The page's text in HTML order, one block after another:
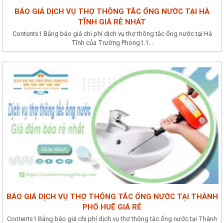
BÁO GIÁ DỊCH VỤ THỢ THÔNG TẮC ỐNG NƯỚC TẠI HÀ
TĨNH GIÁ RẺ NHẤT
Contents1 Bảng báo giá chi phí dịch vụ thợ thông tắc ống nước tại Hà
Tĩnh của Trường Phong1.1...
BÁO GIÁ DỊCH VỤ THỢ THÔNG TẮC ỐNG NƯỚC TẠI THÀNH
PHỐ HUẾ GIÁ RẺ
Contents1 Bảng báo giá chi phí dịch vụ thợ thông tắc ống nước tại Thành